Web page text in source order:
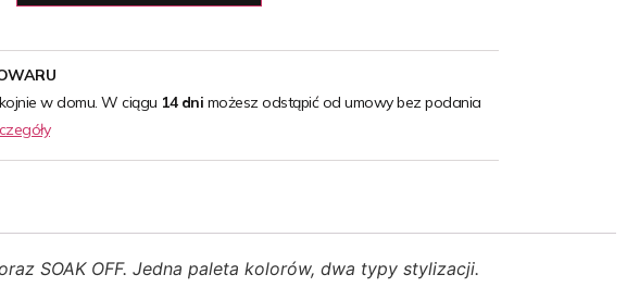
w domu. W ciągu 14 dni możesz odstąpić od umowy bez podania
SOAK OFF. Jedna paleta kolorów, dwa typy stylizacji.